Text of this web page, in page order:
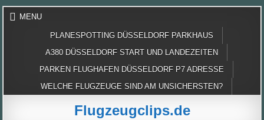
Skip
MENU
PLANESPOTTING DÜSSELDORF PARKHAUS
A380 DÜSSELDORF START UND LANDEZEITEN
PARKEN FLUGHAFEN DÜSSELDORF P7 ADRESSE
WELCHE FLUGZEUGE SIND AM UNSICHERSTEN?
Flugzeugclips.de